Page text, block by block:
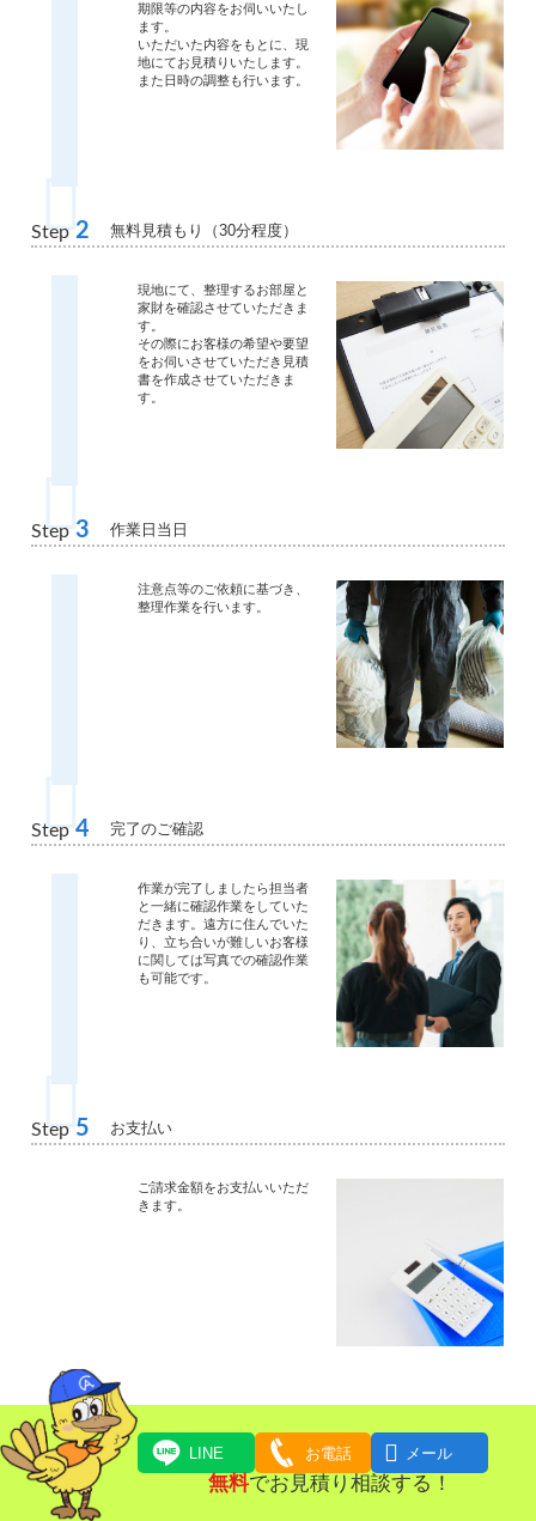
期限等の内容をお伺いいたし
ます。
いただいた内容をもとに、現
地にてお見積りいたします。
また日時の調整も行います。
Step 2 無料見積もり（30分程度）
現地にて、整理するお部屋と
家財を確認させていただきま
す。
その際にお客様の希望や要望
をお伺いさせていただき見積
書を作成させていただきま
す。
Step 3 作業日当日
注意点等のご依頼に基づき、
整理作業を行います。
Step 4 完了のご確認
作業が完了しましたら担当者
と一緒に確認作業をしていた
だきます。遠方に住んでいた
り、立ち合いが難しいお客様
に関しては写真での確認作業
も可能です。
Step 5 お支払い
ご請求金額をお支払いいただ
きます。
LINE お電話  メール
無料でお見積り相談する！